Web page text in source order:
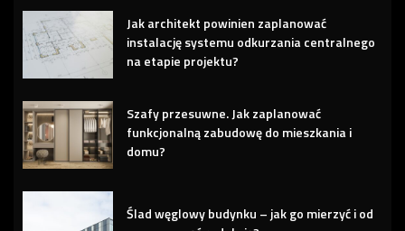
Jak architekt powinien zaplanować
instalację systemu odkurzania centralnego
na etapie projektu?
Szafy przesuwne. Jak zaplanować
funkcjonalną zabudowę do mieszkania i
domu?
Ślad węglowy budynku – jak go mierzyć i od